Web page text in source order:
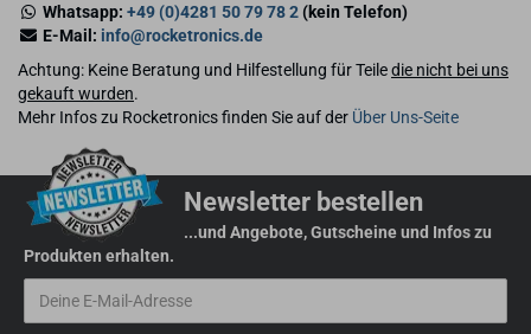
Whatsapp: +49 (0)4281 50 79 78 2(kein Telefon)
E-Mail: info@rocketronics.de
Achtung: Keine Beratung und Hilfestellung für Teiledie nicht bei uns
gekauft wurden.
Mehr Infos zu Rocketronics finden Sie auf der Über Uns-Seite
Newsletter bestellen
...und Angebote, Gutscheine und Infos zu
Produkten erhalten.